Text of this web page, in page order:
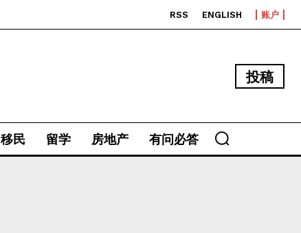
RSS ENGLISH 账户
投稿
移民 留学 房地产 有问必答